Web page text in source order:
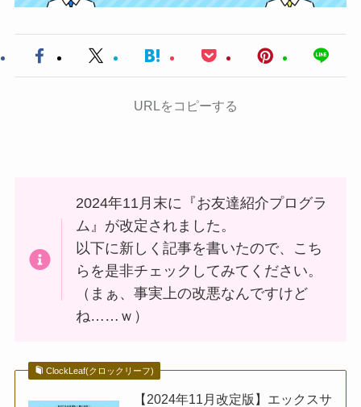
URLをコピーする
2024年11月末に『お友達紹介プログラ
ム』が改定されました。
以下に新しく記事を書いたので、こち
らを是非チェックしてみてください。
（まぁ、事実上の改悪なんですけど
ね……ｗ）
ClockLeaf(クロックリーフ)
【2024年11月改定版】エックスサ